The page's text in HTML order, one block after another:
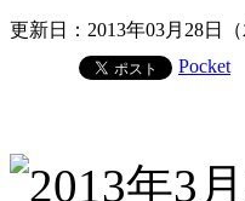
更新日：2013年03月28日（
Pocket